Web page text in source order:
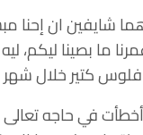
بس هما شايفين
ما بصينا ليكم،
فلوس كتير خلال
في حاجه